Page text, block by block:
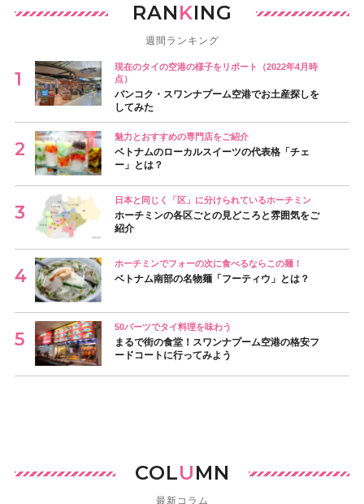
RANKING
週間ランキング
現在のタイの空港の様子をリポート（2022年4月時
点）
バンコク・スワンナプーム空港でお土産探しを
してみた
魅力とおすすめの専門店をご紹介
ベトナムのローカルスイーツの代表格「チェ
ー」とは？
日本と同じく「区」に分けられているホーチミン
ホーチミンの各区ごとの見どころと雰囲気をご
紹介
ホーチミンでフォーの次に食べるならこの麺！
ベトナム南部の名物麺「フーティウ」とは？
50バーツでタイ料理を味わう
まるで街の食堂！スワンナプーム空港の格安フ
ードコートに行ってみよう
COLUMN
最新コラム